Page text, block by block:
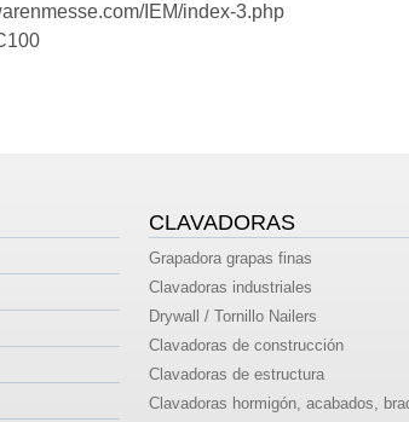
IEM/index-3.php
CLAVADORAS
Grapadora grapas finas
Clavadoras industriales
Drywall / Tornillo Nailers
Clavadoras de construcción
Clavadoras de estructura
Clavadoras hormigón, acabados,